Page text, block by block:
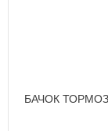
БАЧОК